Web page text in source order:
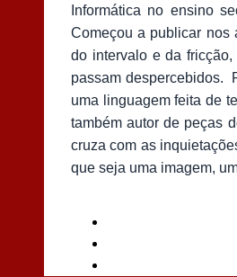
Informática no ensino
Começou a publicar nos
do intervalo e da
passam despercebidos.
uma linguagem feita de
também autor de peças
cruza com as
que seja uma imagem,